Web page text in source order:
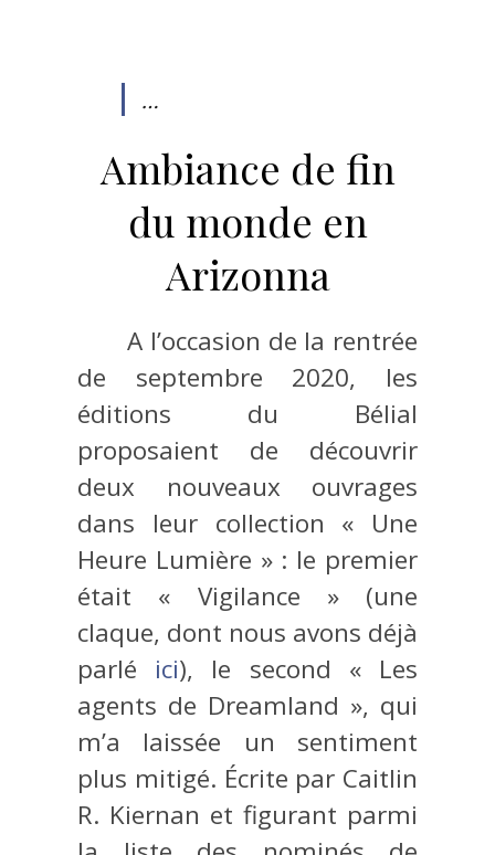
…
Ambiance de fin
du monde en
Arizonna
A l’occasion de la rentrée
de septembre 2020, les
éditions du Bélial
proposaient de découvrir
deux nouveaux ouvrages
dans leur collection « Une
Heure Lumière » : le premier
était « Vigilance » (une
claque, dont nous avons déjà
parlé ici), le second « Les
agents de Dreamland », qui
m’a laissée un sentiment
plus mitigé. Écrite par Caitlin
R. Kiernan et figurant parmi